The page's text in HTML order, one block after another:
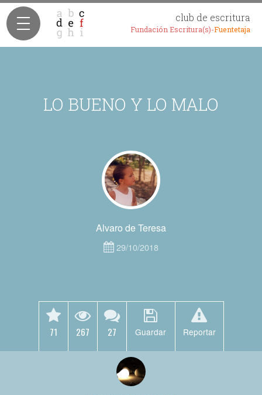
club de escritura
Fundación Escritura(s)-Fuentetaja
LO BUENO Y LO MALO
Alvaro de Teresa
29/10/2018
71 267 27 Guardar Reportar